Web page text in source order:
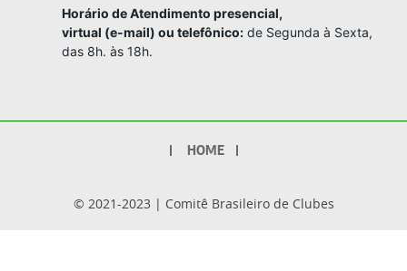
Horário de Atendimento presencial,
virtual (e-mail) ou telefônico: de Segunda à Sexta,
das 8h. às 18h.
© 2021-2023 | Comitê Brasileiro de Clubes
HOME